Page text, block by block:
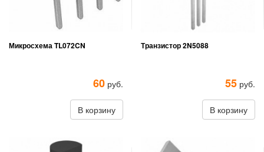
Микросхема TL072CN
60 руб.
В корзину
Транзистор 2N5088
55 руб.
В корзину